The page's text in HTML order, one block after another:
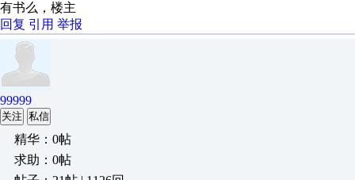
有书么，楼主
回复 引用 举报
99999
关注 私信
精华：0帖
求助：0帖